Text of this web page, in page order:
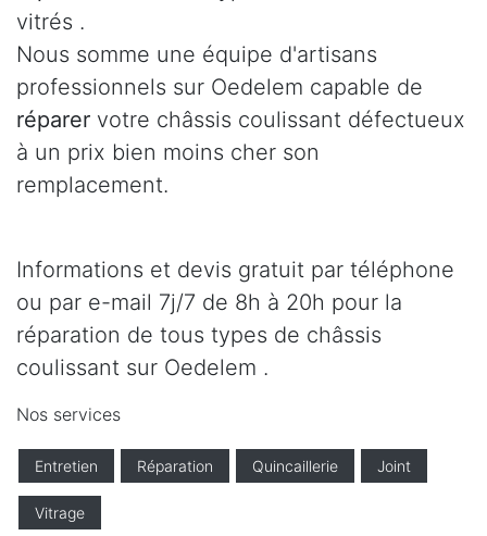
vitrés .
Nous somme une équipe d'artisans
professionnels sur Oedelem capable de
réparer votre châssis coulissant défectueux
à un prix bien moins cher son
remplacement.
Informations et devis gratuit par téléphone
ou par e-mail 7j/7 de 8h à 20h pour la
réparation de tous types de châssis
coulissant sur Oedelem .
Nos services
Entretien Réparation Quincaillerie Joint
Vitrage